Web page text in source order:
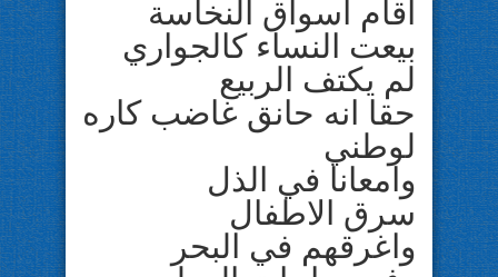
اقام اسواق النخاسة
بيعت النساء كالجواري
لم يكتف الربيع
حقا انه حانق غاضب كاره
لوطني
وامعانا في الذل
سرق الاطفال
واغرقهم في البحر